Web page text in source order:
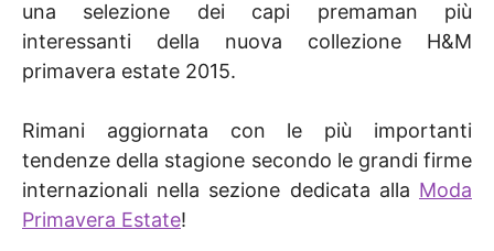
una selezione dei capi premaman più
interessanti della nuova collezione H&M
primavera estate 2015.
Rimani aggiornata con le più importanti
tendenze della stagione secondo le grandi firme
internazionali nella sezione dedicata alla Moda
Primavera Estate!